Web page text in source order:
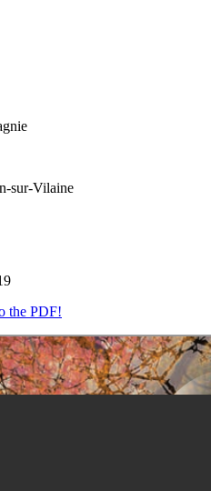
sur-Vilaine
the PDF!